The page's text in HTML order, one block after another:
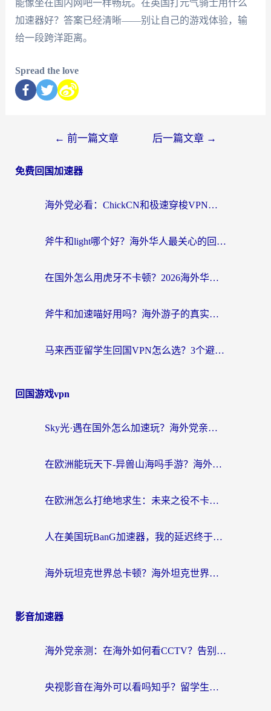
能像坐在国内网吧一样畅玩。在英国打元气骑士用什么
加速器好？答案已经清晰——别让自己的游戏体验，输
给一段跨洋距离。
Spread the love
← 前一篇文章 后一篇文章 →
免费回国加速器
海外党必看：ChickCN和极速穿梭VPN好用吗？3招教你选对回国加速器无缝刷国内资源
斧牛和light哪个好？海外华人最关心的回国加速器选择难题，一篇讲透
在国外怎么用虎牙不卡顿？2026海外华人亲测有效的回国加速器选择指南
斧牛和加速喵好用吗？海外游子的真实选择困境
马来西亚留学生回国VPN怎么选？3个避坑点+1款实测好用的加速器推荐
回国游戏vpn
Sky光·遇在国外怎么加速玩？海外党亲测有效的国服游戏加速指南
在欧洲能玩天下-异兽山海吗手游？海外玩家的加速器生存指南
在欧洲怎么打绝地求生：未来之役不卡？留学生亲测的加速器避坑指南
人在美国玩BanG加速器，我的延迟终于绿了
海外玩坦克世界总卡顿？海外坦克世界加速器有哪些？实测好用的选择在这里
影音加速器
海外党亲测：在海外如何看CCTV？告别“仅限大陆播放”的实用指南
央视影音在海外可以看吗知乎？留学生亲测：3步解决地域限制+追剧自由